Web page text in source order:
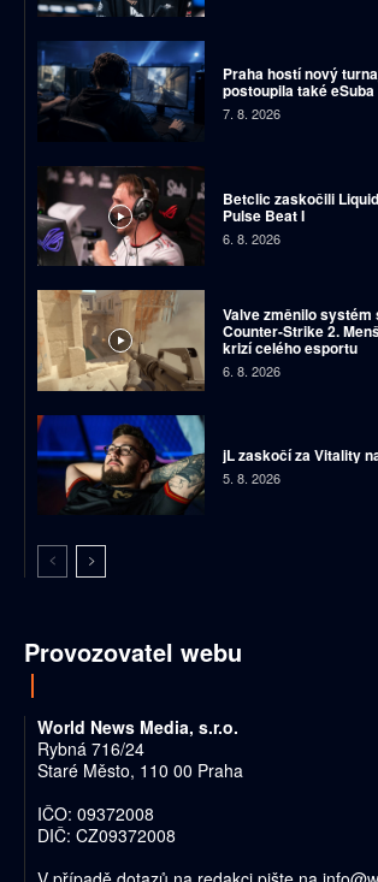
Praha hostí nový
postoupila také eSuba
7. 8. 2026
Betclic zaskočili
Pulse Beat I
6. 8. 2026
Valve změnilo systém
Counter-Strike 2.
krizí celého esportu
6. 8. 2026
jL zaskočí za Vitality
5. 8. 2026
Provozovatel webu
World News Media, s.r.o.
Rybná 716/24
Staré Město, 110 00 Praha
IČO: 09372008
DIČ: CZ09372008